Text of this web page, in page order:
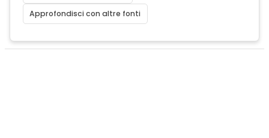
Approfondisci con altre fonti